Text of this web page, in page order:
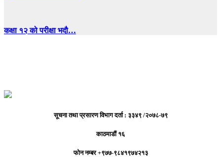
कक्षा १२ को परीक्षा भदौ…
सूचना तथा प्रसारण विभाग दर्ता : ३३४९ /२०७८-७९
काठमाडौं १६
फोन नम्बर +९७७-९८४१९७४२१३